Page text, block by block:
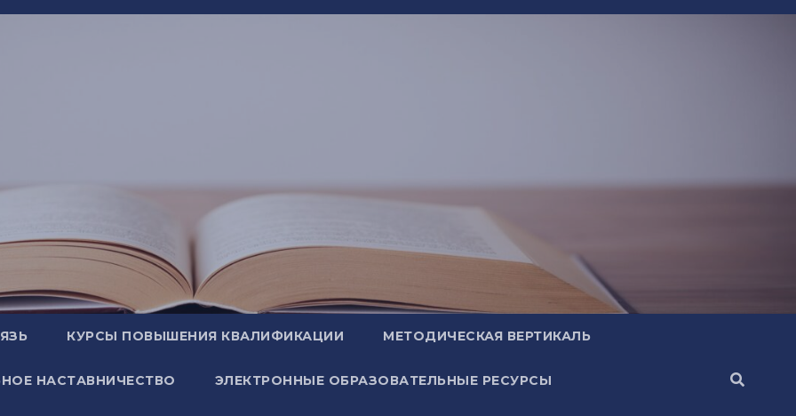
КУРСЫ ПОВЫШЕНИЯ КВАЛИФИКАЦИИ МЕТОДИЧЕСКАЯ ВЕРТИКАЛЬ
НАСТАВНИЧЕСТВО ЭЛЕКТРОННЫЕ ОБРАЗОВАТЕЛЬНЫЕ РЕСУРСЫ